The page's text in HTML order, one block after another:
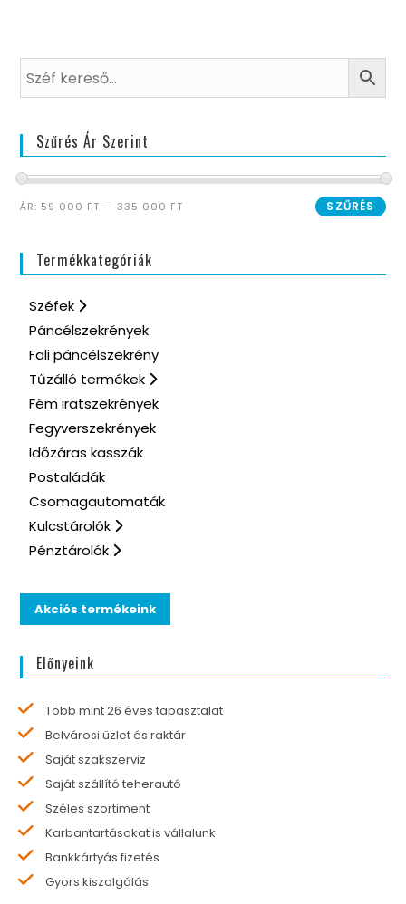
Szűrés Ár Szerint
SZŰRÉS
ÁR: 59 000 FT — 335 000 FT
Termékkategóriák
Széfek
Páncélszekrények
Fali páncélszekrény
Tűzálló termékek
Fém iratszekrények
Fegyverszekrények
Időzáras kasszák
Postaládák
Csomagautomaták
Kulcstárolók
Pénztárolók
Akciós termékeink
Előnyeink
Több mint 26 éves tapasztalat
Belvárosi üzlet és raktár
Saját szakszerviz
Saját szállító teherautó
Széles szortiment
Karbantartásokat is vállalunk
Bankkártyás fizetés
Gyors kiszolgálás